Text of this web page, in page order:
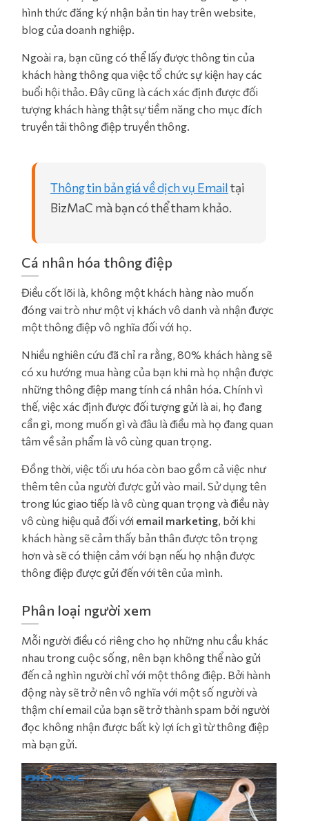
hình thức đăng ký nhận bản tin hay trên website,
blog của doanh nghiệp.
Ngoài ra, bạn cũng có thể lấy được thông tin của
khách hàng thông qua việc tổ chức sự kiện hay các
buổi hội thảo. Đây cũng là cách xác định được đối
tượng khách hàng thật sự tiềm năng cho mục đích
truyền tải thông điệp truyền thông.
Thông tin bản giá về dịch vụ Emailtại
BizMaC mà bạn có thể tham khảo.
Cá nhân hóa thông điệp
Điều cốt lõi là, không một khách hàng nào muốn
đóng vai trò như một vị khách vô danh và nhận được
một thông điệp vô nghĩa đối với họ.
Nhiều nghiên cứu đã chỉ ra rằng, 80% khách hàng sẽ
có xu hướng mua hàng của bạn khi mà họ nhận được
những thông điệp mang tính cá nhân hóa. Chính vì
thế, việc xác định được đối tượng gửi là ai, họ đang
cần gì, mong muốn gì và đâu là điều mà họ đang quan
tâm về sản phẩm là vô cùng quan trọng.
Đồng thời, việc tối ưu hóa còn bao gồm cả việc như
thêm tên của người được gửi vào mail. Sử dụng tên
trong lúc giao tiếp là vô cùng quan trọng và điều này
vô cùng hiệu quả đối với email marketing, bởi khi
khách hàng sẽ cảm thấy bản thân được tôn trọng
hơn và sẽ có thiện cảm với bạn nếu họ nhận được
thông điệp được gửi đến với tên của mình.
Phân loại người xem
Mỗi người điều có riêng cho họ những nhu cầu khác
nhau trong cuộc sống, nên bạn không thể nào gửi
đến cả nghìn người chỉ với một thông điệp. Bởi hành
động này sẽ trở nên vô nghĩa với một số người và
thậm chí email của bạn sẽ trở thành spam bởi người
đọc không nhận được bất kỳ lợi ích gì từ thông điệp
mà bạn gửi.